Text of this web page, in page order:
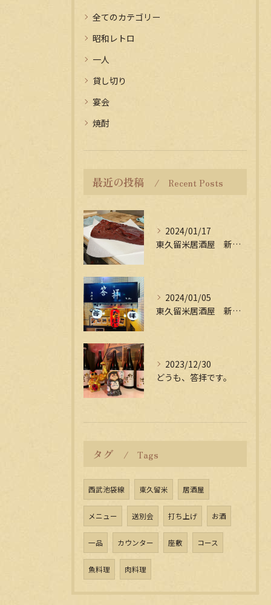
全てのカテゴリー
昭和レトロ
一人
貸し切り
宴会
焼酎
最近の投稿 Recent Posts
2024/01/17
東久留米居酒屋 新年会受付中
2024/01/05
東久留米居酒屋 新年会受付中
2023/12/30
どうも、答拝です。
タグ Tags
西武池袋線 東久留米 居酒屋
メニュー 送別会 打ち上げ お酒
一品 カウンター 座敷 コース
魚料理 肉料理